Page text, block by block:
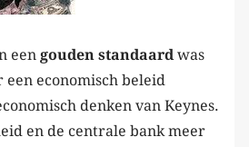
een gouden standaardwas
economisch beleid
denken van Keynes.
en de centrale bank meer